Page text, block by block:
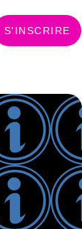
S'INSCRIRE